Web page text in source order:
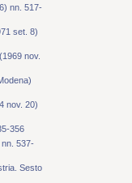
nn. 517-
set. 8)
nov.
nov. 20)
356
537-
Sesto